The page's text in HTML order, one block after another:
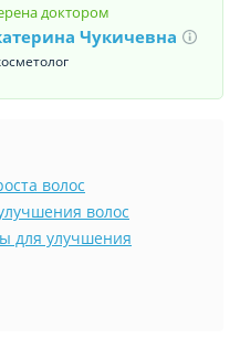
доктором
Чукичевна
волос
волос
для улучшения